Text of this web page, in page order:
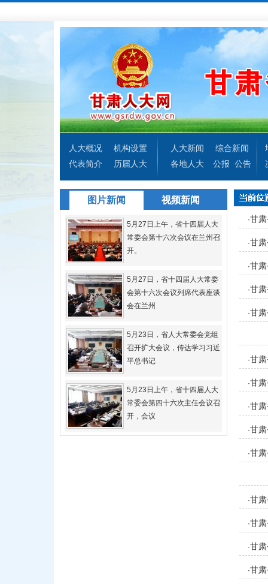
人大概况
机构设置
代表简介
历届人大
人大新闻
综合新闻
各地人大
公报 公告
图片新闻 视频新闻
5月27日上午，省十四届人大
常委会第十六次会议在兰州召
开。
5月27日，省十四届人大常委
会第十六次会议列席代表座谈
会在兰州
5月23日，省人大常委会党组
召开扩大会议，传达学习习近
平总书记
5月23日上午，省十四届人大
常委会第四十六次主任会议召
开，会议
·甘
·甘
·甘
·甘
·甘
·甘
·甘
·甘
·甘
定
·甘
·甘
·甘
·甘
·甘